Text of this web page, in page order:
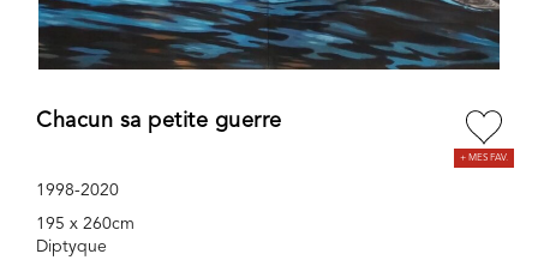
Chacun sa petite guerre
1998-2020
195 x 260cm
Diptyque